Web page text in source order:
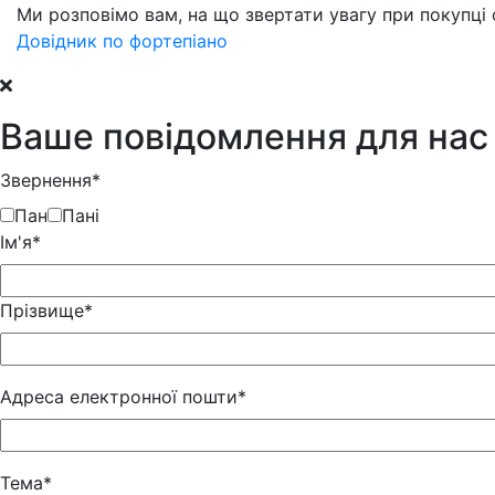
Ми розповімо вам, на що звертати увагу при покупці
Довідник по фортепіано
Ваше повідомлення для нас
Звернення*
Пан
Пані
Iм'я*
Прізвище*
Адреса електронної пошти*
Тема*